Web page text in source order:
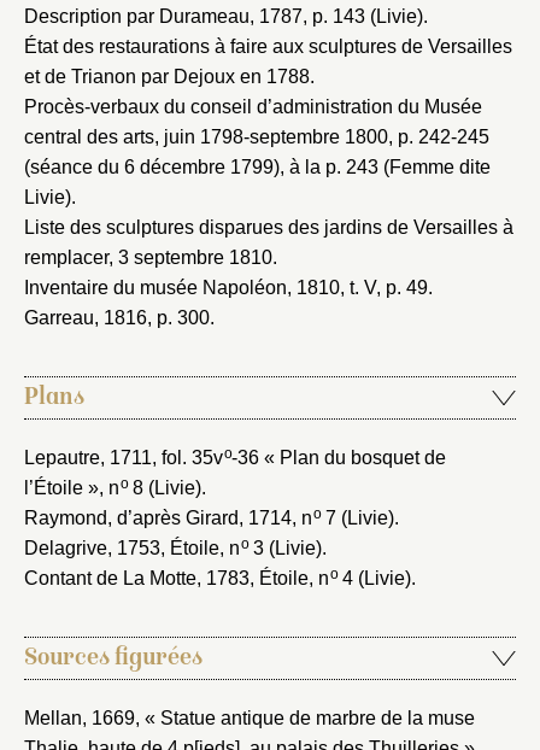
Description par Durameau, 1787, p. 143 (Livie).
État des restaurations à faire aux sculptures de Versailles
et de Trianon par Dejoux en 1788.
Procès-verbaux du conseil d’administration du Musée
central des arts, juin 1798-septembre 1800, p. 242-245
(séance du 6 décembre 1799), à la p. 243 (Femme dite
Livie).
Liste des sculptures disparues des jardins de Versailles à
remplacer, 3 septembre 1810.
Inventaire du musée Napoléon, 1810, t. V, p. 49.
Garreau, 1816, p. 300.
Plans
Lepautre, 1711, fol. 35vo-36 « Plan du bosquet de
l’Étoile », no8 (Livie).
Raymond, d’après Girard, 1714, no7 (Livie).
Delagrive, 1753, Étoile, no3 (Livie).
Contant de La Motte, 1783, Étoile, no4 (Livie).
Sources figurées
Mellan, 1669, « Statue antique de marbre de la muse